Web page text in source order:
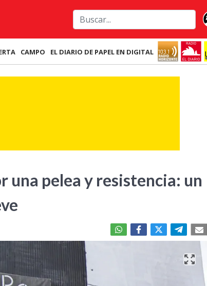
CAMPO EL DIARIO DE PAPEL EN DIGITAL
una pelea y resistencia: un